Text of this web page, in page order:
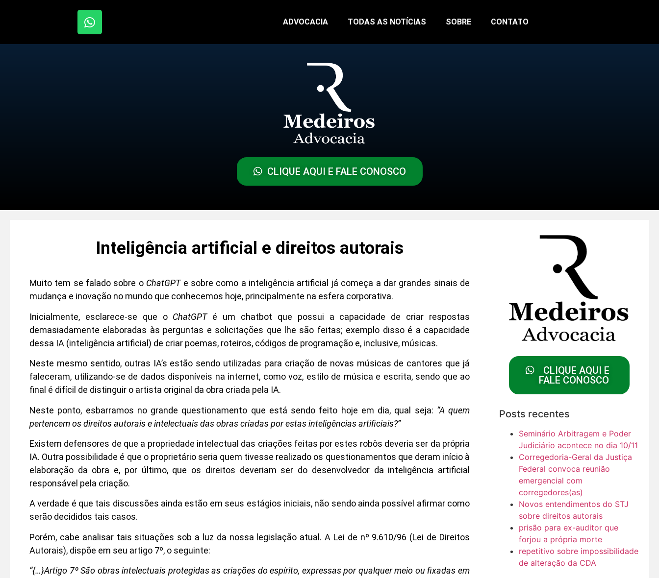
ADVOCACIA TODAS AS NOTÍCIAS SOBRE CONTATO
CLIQUE AQUI E FALE CONOSCO
Inteligência artificial e direitos autorais
Muito tem se falado sobre o ChatGPTe sobre como a inteligência artificial já começa a dar grandes sinais de
mudança e inovação no mundo que conhecemos hoje, principalmente na esfera corporativa.
Inicialmente, esclarece-se que o ChatGPTé um chatbot que possui a capacidade de criar respostas
demasiadamente elaboradas às perguntas e solicitações que lhe são feitas; exemplo disso é a capacidade
dessa IA (inteligência artificial) de criar poemas, roteiros, códigos de programação e, inclusive, músicas.
Neste mesmo sentido, outras IA’s estão sendo utilizadas para criação de novas músicas de cantores que já
faleceram, utilizando-se de dados disponíveis na internet, como voz, estilo de música e escrita, sendo que ao
final é difícil de distinguir o artista original da obra criada pela IA.
Neste ponto, esbarramos no grande questionamento que está sendo feito hoje em dia, qual seja: “A quem
pertencem os direitos autorais e intelectuais das obras criadas por estas inteligências artificiais?”
Existem defensores de que a propriedade intelectual das criações feitas por estes robôs deveria ser da própria
IA. Outra possibilidade é que o proprietário seria quem tivesse realizado os questionamentos que deram início à
elaboração da obra e, por último, que os direitos deveriam ser do desenvolvedor da inteligência artificial
responsável pela criação.
A verdade é que tais discussões ainda estão em seus estágios iniciais, não sendo ainda possível afirmar como
serão decididos tais casos.
Porém, cabe analisar tais situações sob a luz da nossa legislação atual. A Lei de nº 9.610/96 (Lei de Direitos
Autorais), dispõe em seu artigo 7º, o seguinte:
“{…}Artigo 7º São obras intelectuais protegidas as criações do espírito, expressas por qualquer meio ou fixadas em
CLIQUE AQUI E
FALE CONOSCO
Posts recentes
Seminário Arbitragem e Poder
Judiciário acontece no dia 10/11
Corregedoria-Geral da Justiça
Federal convoca reunião
emergencial com
corregedores(as)
Novos entendimentos do STJ
sobre direitos autorais
prisão para ex-auditor que
forjou a própria morte
repetitivo sobre impossibilidade
de alteração da CDA